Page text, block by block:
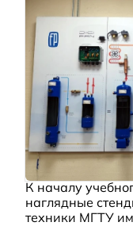
К началу
наглядные
техники МГТУ